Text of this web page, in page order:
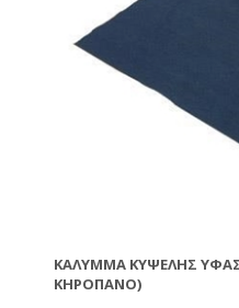
τρόφιμα.
ΚΆΛΥΜΜΑ ΚΥΨΈΛΗΣ
ΚΗΡΌΠΑΝΟ)